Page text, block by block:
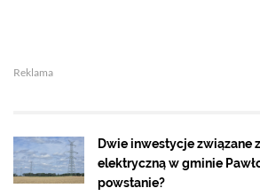
Reklama
Dwie inwestycje związane
elektryczną w gminie
powstanie?